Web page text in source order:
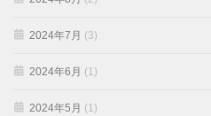
2024年7月 (3)
2024年6月 (1)
2024年5月 (1)